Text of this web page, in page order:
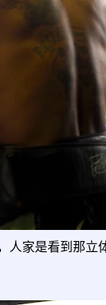
人家是看到那立